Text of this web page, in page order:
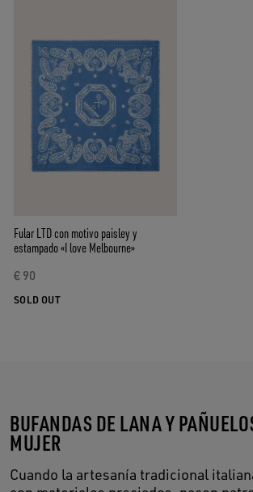
Fular LTD con motivo paisley y
estampado «I love Melbourne»
€ 90
SOLD OUT
BUFANDAS DE LANA Y
MUJER
Cuando la artesanía tradicional